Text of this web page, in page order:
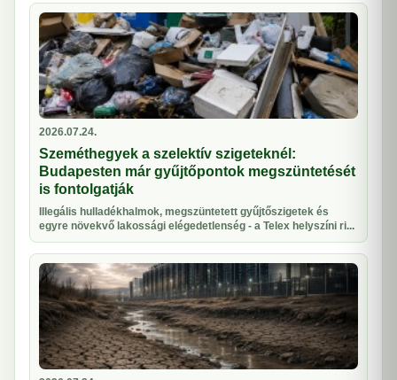
2026.07.24.
Szeméthegyek a szelektív szigeteknél:
Budapesten már gyűjtőpontok megszüntetését
is fontolgatják
Illegális hulladékhalmok, megszüntetett gyűjtőszigetek és
egyre növekvő lakossági elégedetlenség - a Telex helyszíni ri...